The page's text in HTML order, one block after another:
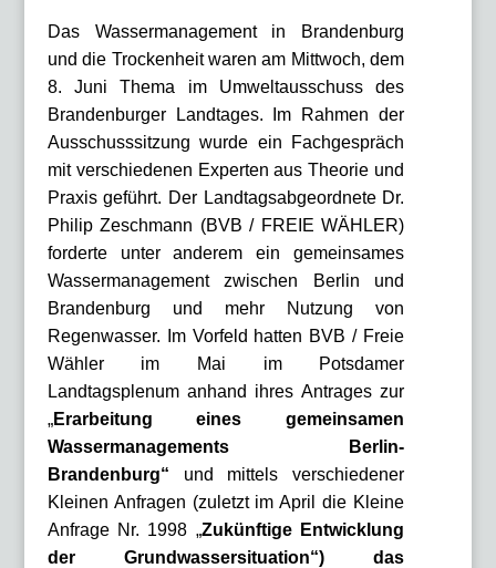
Das Wassermanagement in Brandenburg
und die Trockenheit waren am Mittwoch, dem
8. Juni Thema im Umweltausschuss des
Brandenburger Landtages. Im Rahmen der
Ausschusssitzung wurde ein Fachgespräch
mit verschiedenen Experten aus Theorie und
Praxis geführt. Der Landtagsabgeordnete Dr.
Philip Zeschmann (BVB / FREIE WÄHLER)
forderte unter anderem ein gemeinsames
Wassermanagement zwischen Berlin und
Brandenburg und mehr Nutzung von
Regenwasser. Im Vorfeld hatten BVB / Freie
Wähler im Mai im Potsdamer
Landtagsplenum anhand ihres Antrages zur
„Erarbeitung eines gemeinsamen
Wassermanagements Berlin-
Brandenburg“ und mittels verschiedener
Kleinen Anfragen (zuletzt im April die Kleine
Anfrage Nr. 1998 „Zukünftige Entwicklung
der Grundwassersituation“)das